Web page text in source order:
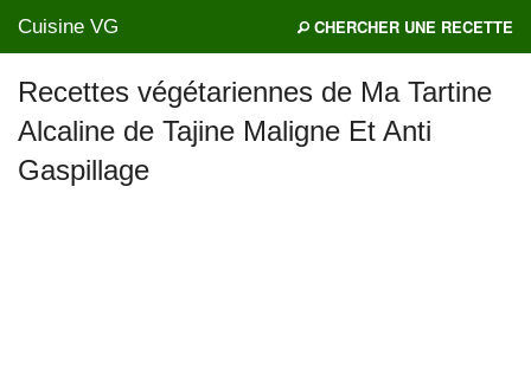
Cuisine VG CHERCHER UNE RECETTE
Recettes végétariennes de Ma Tartine
Alcaline de Tajine Maligne Et Anti
Gaspillage